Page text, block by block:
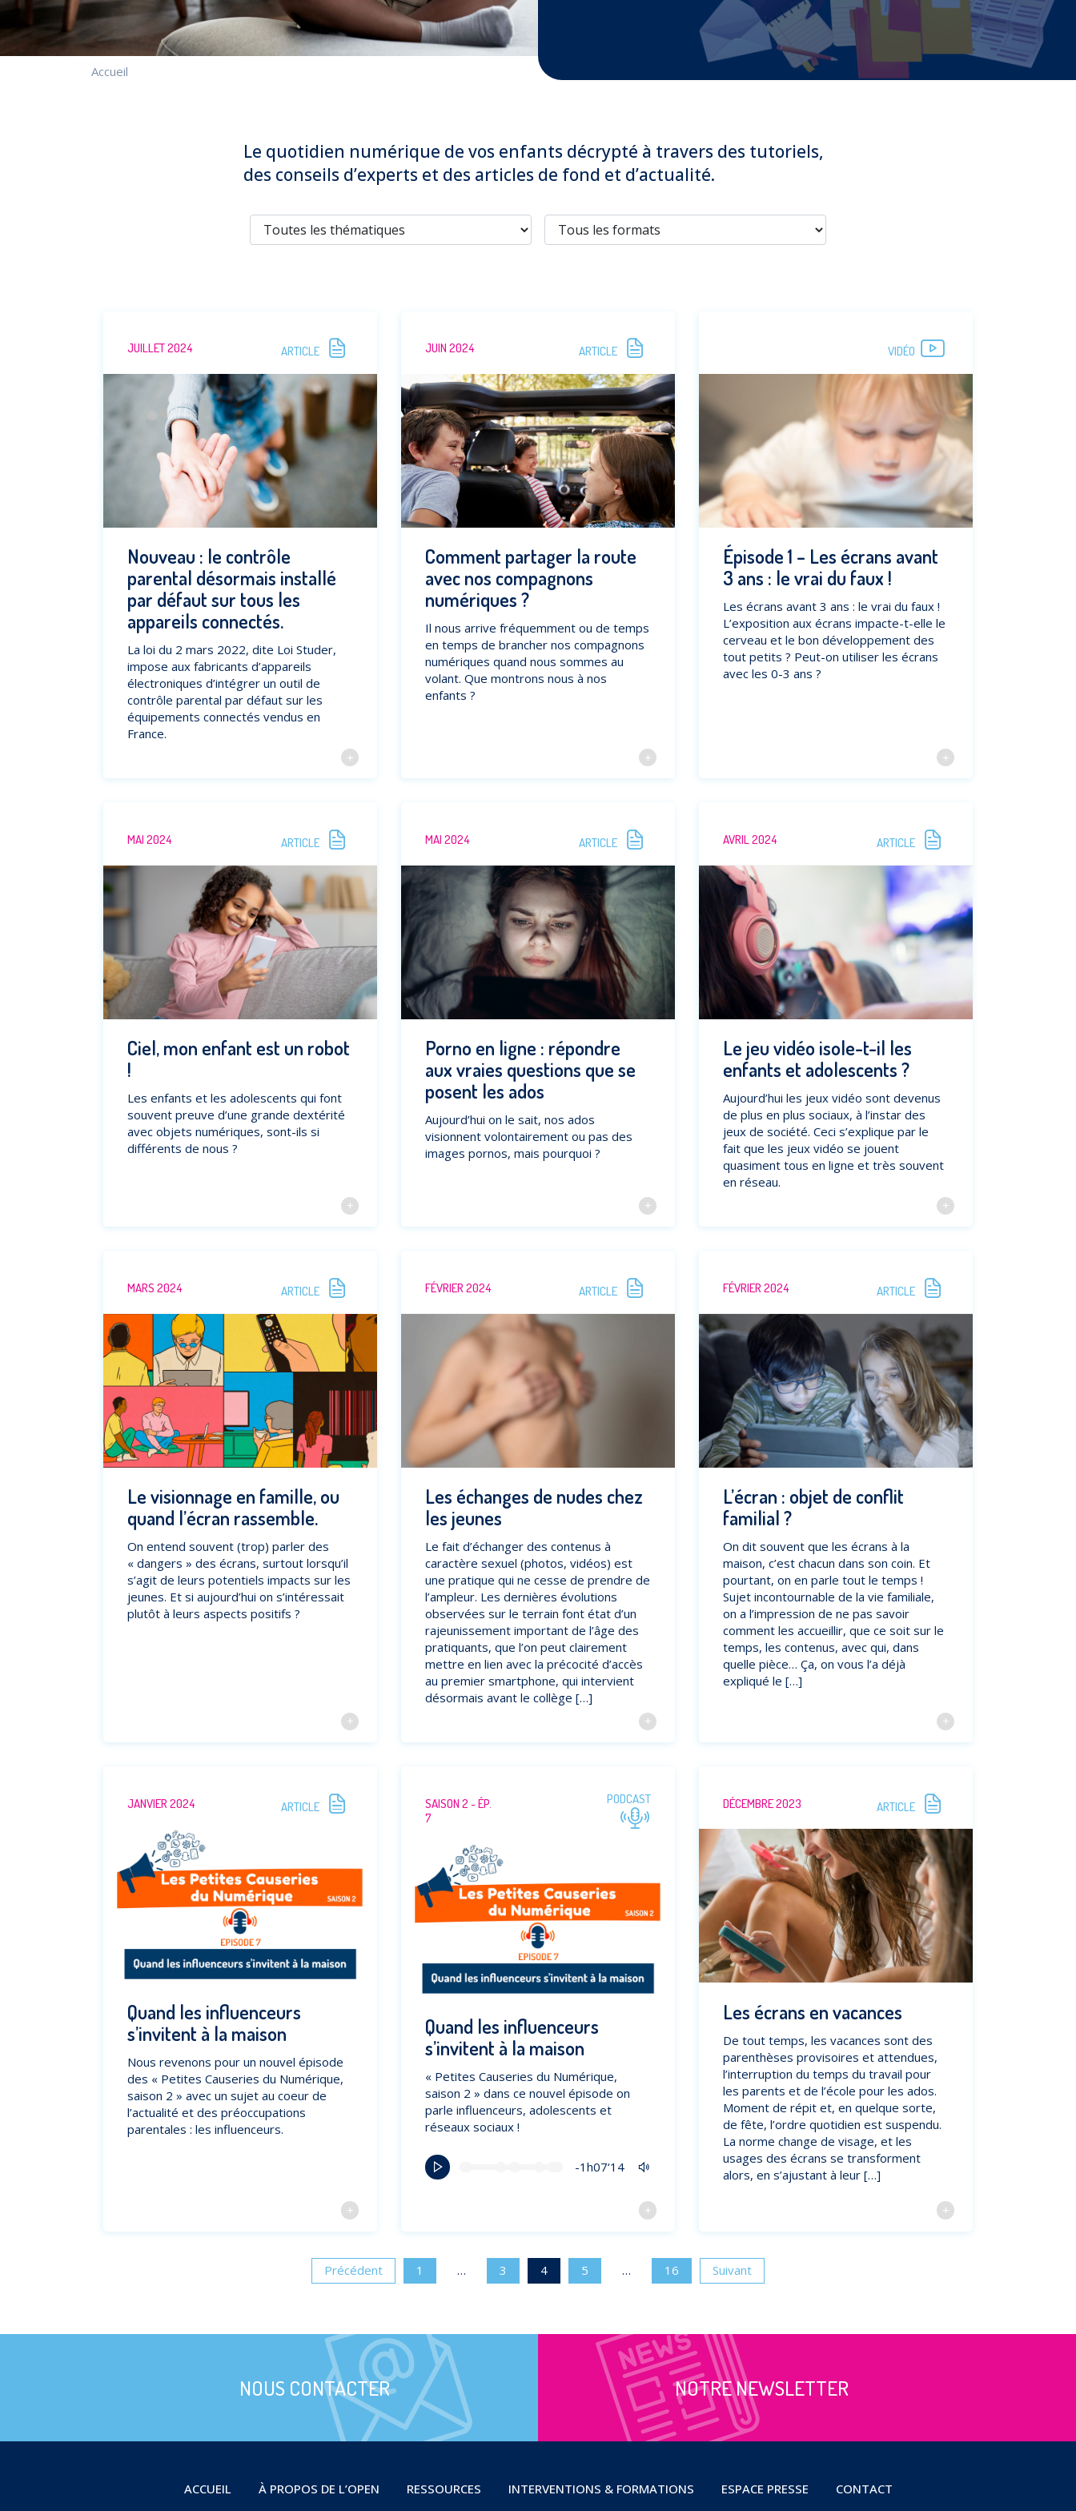
Accueil
Le quotidien numérique de vos enfants décrypté à travers des tutoriels,
des conseils d’experts et des articles de fond et d’actualité.
JUILLET 2024 ARTICLE
Nouveau : le contrôle
parental désormais installé
par défaut sur tous les
appareils connectés.
La loi du 2 mars 2022, dite Loi Studer,
impose aux fabricants d’appareils
électroniques d’intégrer un outil de
contrôle parental par défaut sur les
équipements connectés vendus en
France.
JUIN 2024 ARTICLE
Comment partager la route
avec nos compagnons
numériques ?
Il nous arrive fréquemment ou de temps
en temps de brancher nos compagnons
numériques quand nous sommes au
volant. Que montrons nous à nos
enfants ?
VIDÉO
Épisode 1 – Les écrans avant
3 ans : le vrai du faux !
Les écrans avant 3 ans : le vrai du faux !
L’exposition aux écrans impacte-t-elle le
cerveau et le bon développement des
tout petits ? Peut-on utiliser les écrans
avec les 0-3 ans ?
MAI 2024 ARTICLE
Ciel, mon enfant est un robot
!
Les enfants et les adolescents qui font
souvent preuve d’une grande dextérité
avec objets numériques, sont-ils si
différents de nous ?
MAI 2024 ARTICLE
Porno en ligne : répondre
aux vraies questions que se
posent les ados
Aujourd’hui on le sait, nos ados
visionnent volontairement ou pas des
images pornos, mais pourquoi ?
AVRIL 2024 ARTICLE
Le jeu vidéo isole-t-il les
enfants et adolescents ?
Aujourd’hui les jeux vidéo sont devenus
de plus en plus sociaux, à l’instar des
jeux de société. Ceci s’explique par le
fait que les jeux vidéo se jouent
quasiment tous en ligne et très souvent
en réseau.
MARS 2024 ARTICLE
Le visionnage en famille, ou
quand l’écran rassemble.
On entend souvent (trop) parler des
« dangers » des écrans, surtout lorsqu’il
s’agit de leurs potentiels impacts sur les
jeunes. Et si aujourd’hui on s’intéressait
plutôt à leurs aspects positifs ?
FÉVRIER 2024 ARTICLE
Les échanges de nudes chez
les jeunes
Le fait d’échanger des contenus à
caractère sexuel (photos, vidéos) est
une pratique qui ne cesse de prendre de
l’ampleur. Les dernières évolutions
observées sur le terrain font état d’un
rajeunissement important de l’âge des
pratiquants, que l’on peut clairement
mettre en lien avec la précocité d’accès
au premier smartphone, qui intervient
désormais avant le collège […]
FÉVRIER 2024 ARTICLE
L’écran : objet de conflit
familial ?
On dit souvent que les écrans à la
maison, c’est chacun dans son coin. Et
pourtant, on en parle tout le temps !
Sujet incontournable de la vie familiale,
on a l’impression de ne pas savoir
comment les accueillir, que ce soit sur le
temps, les contenus, avec qui, dans
quelle pièce… Ça, on vous l’a déjà
expliqué le […]
JANVIER 2024 ARTICLE
Quand les influenceurs
s’invitent à la maison
Nous revenons pour un nouvel épisode
des « Petites Causeries du Numérique,
saison 2 » avec un sujet au coeur de
l’actualité et des préoccupations
parentales : les influenceurs.
SAISON 2 - ÉP.
7
PODCAST
Quand les influenceurs
s’invitent à la maison
« Petites Causeries du Numérique,
saison 2 » dans ce nouvel épisode on
parle influenceurs, adolescents et
réseaux sociaux !
-1h07‘14
DÉCEMBRE 2023 ARTICLE
Les écrans en vacances
De tout temps, les vacances sont des
parenthèses provisoires et attendues,
l’interruption du temps du travail pour
les parents et de l’école pour les ados.
Moment de répit et, en quelque sorte,
de fête, l’ordre quotidien est suspendu.
La norme change de visage, et les
usages des écrans se transforment
alors, en s’ajustant à leur […]
Précédent 1 … 3 4 5 … 16 Suivant
NOUS CONTACTER NOTRE NEWSLETTER
ACCUEIL À PROPOS DE L’OPEN RESSOURCES INTERVENTIONS & FORMATIONS ESPACE PRESSE CONTACT